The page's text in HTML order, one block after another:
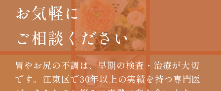
お気軽に
ご相談ください
胃やお尻の不調は、早期の検査・治療が大切
です。 江東区で30年以上の実績を持つ専門医